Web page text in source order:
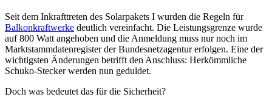
Seit dem Inkrafttreten des Solarpakets I wurden die Regeln für
Balkonkraftwerke deutlich vereinfacht. Die Leistungsgrenze wurde
auf 800 Watt angehoben und die Anmeldung muss nur noch im
Marktstammdatenregister der Bundesnetzagentur erfolgen. Eine der
wichtigsten Änderungen betrifft den Anschluss: Herkömmliche
Schuko-Stecker werden nun geduldet.
Doch was bedeutet das für die Sicherheit?